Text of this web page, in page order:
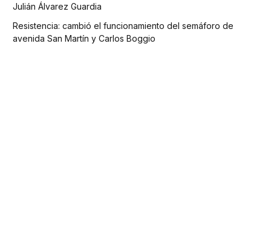
Julián Álvarez Guardia
Resistencia: cambió el funcionamiento del semáforo de
avenida San Martín y Carlos Boggio